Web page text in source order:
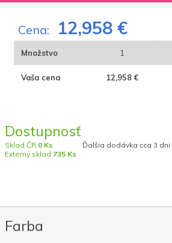
Cena: 12,958 €
Množstvo 1
Vaša cena 12,958 €
Dostupnosť
Sklad ČR 0 Ks
Externý sklad 735 Ks
Ďalšia dodávka cca 3 dni
Farba